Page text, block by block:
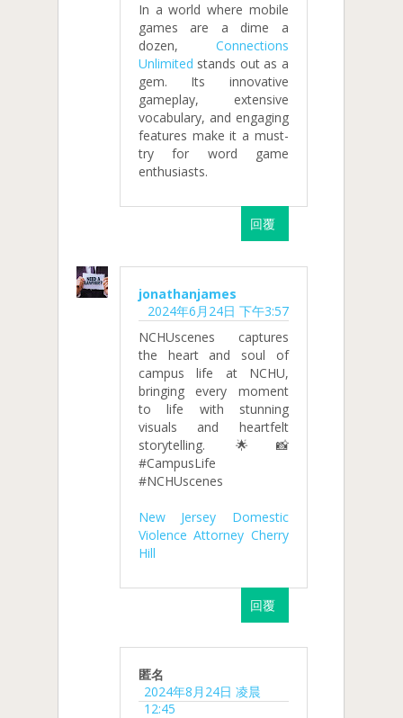
In a world where mobile
games are a dime a
dozen, Connections
Unlimited stands out as a
gem. Its innovative
gameplay, extensive
vocabulary, and engaging
features make it a must-
try for word game
enthusiasts.
回覆
jonathanjames
2024年6月24日 下午3:57
NCHUscenes captures
the heart and soul of
campus life at NCHU,
bringing every moment
to life with stunning
visuals and heartfelt
storytelling. 🌟📸
#CampusLife
#NCHUscenes
New Jersey Domestic
Violence Attorney Cherry
Hill
回覆
匿名
2024年8月24日 凌晨
12:45